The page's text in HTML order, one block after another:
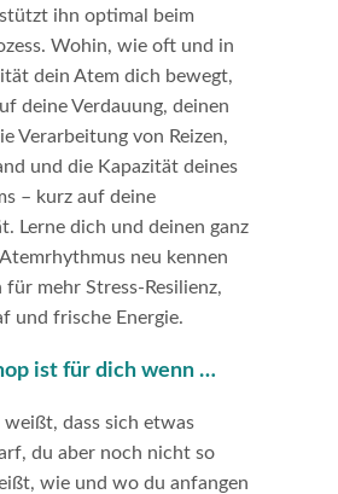
ihn optimal beim
Wohin, wie oft und in
dein Atem dich bewegt,
deine Verdauung, deinen
Verarbeitung von Reizen,
und die Kapazität deines
– kurz auf deine
Lerne dich und deinen ganz
neu kennen
mehr Stress-Resilienz,
und frische Energie.
ist für dich wenn …
weißt, dass sich etwas
du aber noch nicht so
wie und wo du anfangen